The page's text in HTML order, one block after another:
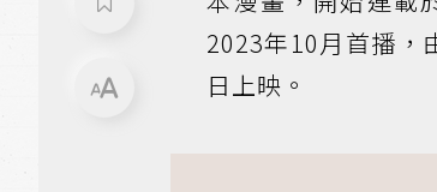
2023年10月首播，
日上映。